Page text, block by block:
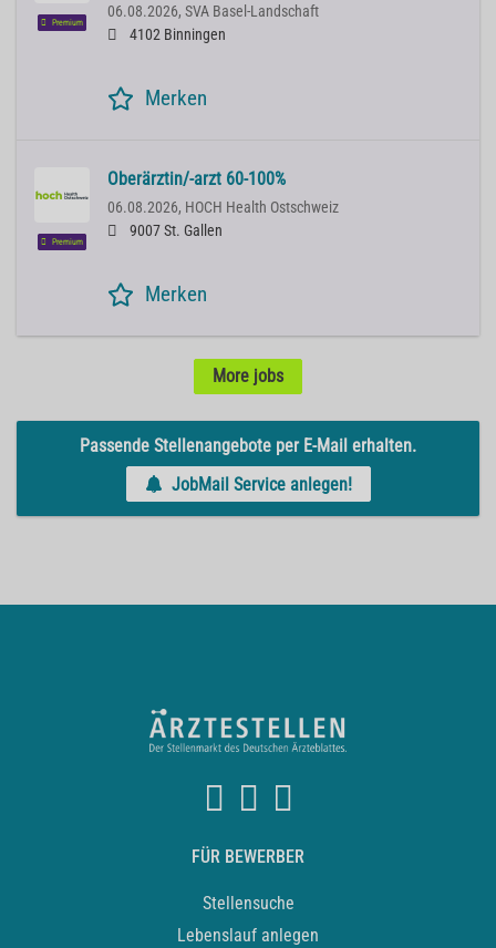
Premium
06.08.2026, SVA Basel-Landschaft
4102 Binningen
Merken
Premium
Oberärztin/-arzt 60-100%
06.08.2026, HOCH Health Ostschweiz
9007 St. Gallen
Merken
More jobs
Passende Stellenangebote per E-Mail erhalten.
JobMail Service anlegen!
FÜR BEWERBER
Stellensuche
Lebenslauf anlegen